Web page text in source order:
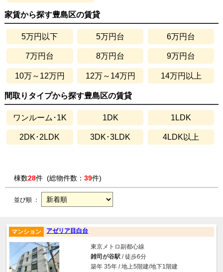
家賃から探す豊島区の賃貸
5万円以下 5万円台 6万円台
7万円台 8万円台 9万円台
10万～12万円 12万～14万円 14万円以上
間取りタイプから探す豊島区の賃貸
ワンルーム･1K 1DK 1LDK
2DK･2LDK 3DK･3LDK 4LDK以上
棟数28件 (総物件数： 39件)
並び順 ：
アゼリア目白台
マンション
東京メトロ副都心線
雑司が谷駅/ 徒歩6分
築年 35年 / 地上5階建/地下1階建